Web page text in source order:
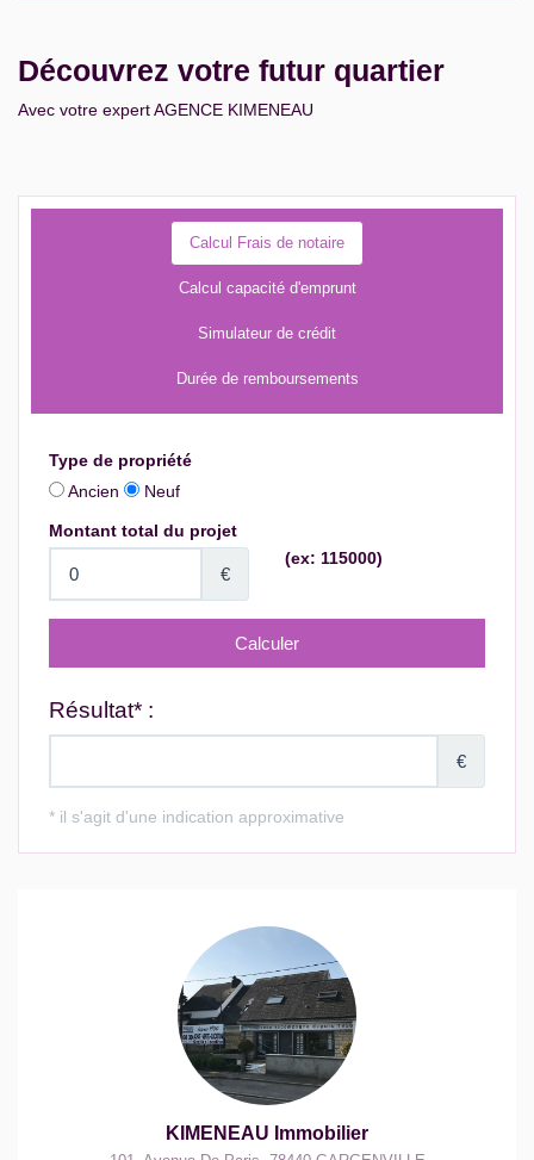
Découvrez votre futur quartier
Avec votre expert AGENCE KIMENEAU
Calcul Frais de notaire
Calcul capacité d'emprunt
Simulateur de crédit
Durée de remboursements
KIMENEAU Immobilier